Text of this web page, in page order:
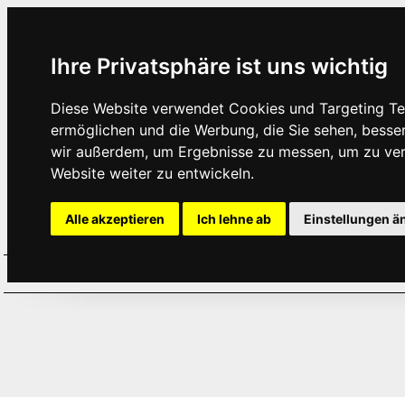
Ihre Privatsphäre ist uns wichtig
Diese Website verwendet Cookies und Targeting
ermöglichen und die Werbung, die Sie sehen,
wir außerdem, um Ergebnisse zu messen, um zu
Website weiter zu entwickeln.
Alle akzeptieren Ich lehne ab Einstellungen